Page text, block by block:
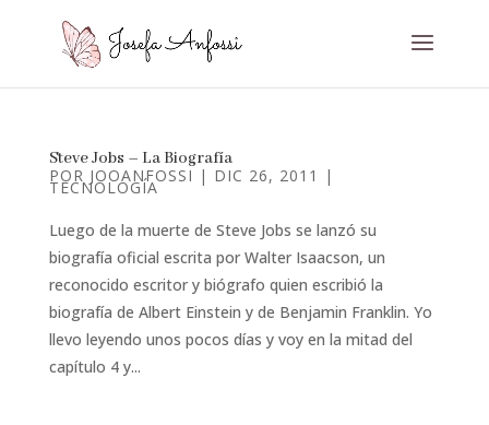
Steve Jobs – La Biografía
POR JOOANFOSSI | DIC 26, 2011 |
TECNOLOGÍA
Luego de la muerte de Steve Jobs se lanzó su
biografía oficial escrita por Walter Isaacson, un
reconocido escritor y biógrafo quien escribió la
biografía de Albert Einstein y de Benjamin Franklin. Yo
llevo leyendo unos pocos días y voy en la mitad del
capítulo 4 y...